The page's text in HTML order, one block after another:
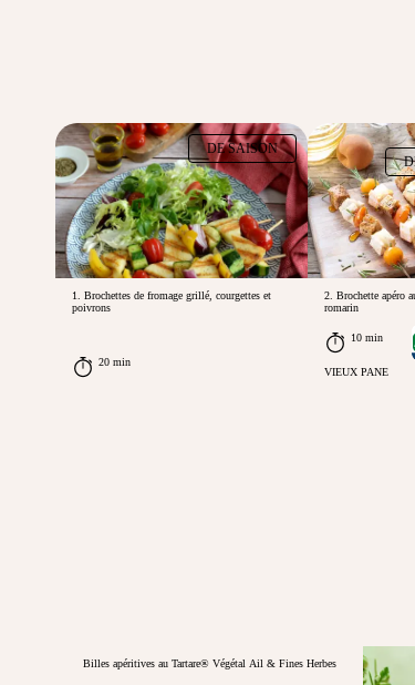
DE SAISON
1. Brochettes de fromage grillé, courgettes et
poivrons
20 min
2. Brochette apéro
romarin
10 min
VIEUX PANE
Billes apéritives au Tartare® Végétal Ail & Fines Herbes